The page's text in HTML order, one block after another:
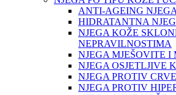
ANTI-AGEING NJEGA
HIDRATANTNA
NJEGA KOŽE
NEPRAVILNOSTIMA
NJEGA MJEŠOVITE I
NJEGA OSJETLJIVE
NJEGA PROTIV
NJEGA PROTIV